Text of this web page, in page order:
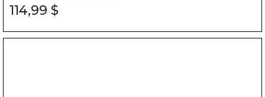
114,99 $